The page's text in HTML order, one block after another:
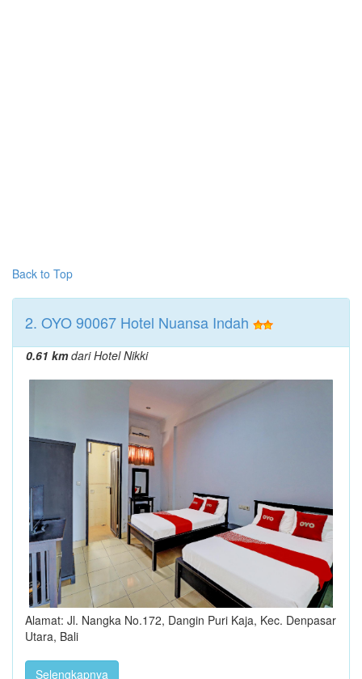
Back to Top
2. OYO 90067 Hotel Nuansa Indah
0.61 kmdari Hotel Nikki
Alamat: Jl. Nangka No.172, Dangin Puri Kaja, Kec. Denpasar
Utara, Bali
Selengkapnya